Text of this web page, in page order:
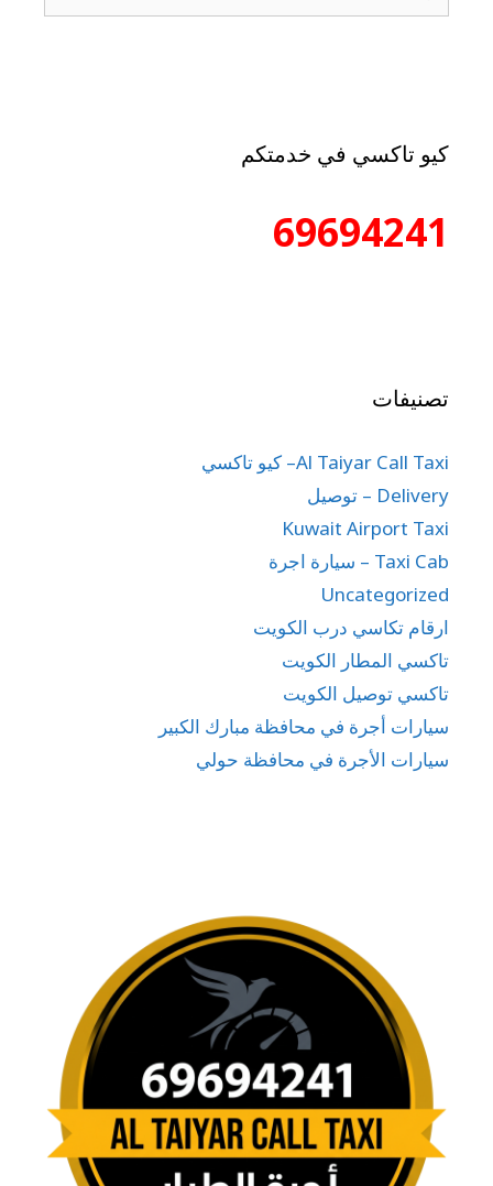
كيو تاكسي في خدمتكم
69694241
تصنيفات
Al Taiyar Call Taxi– كيو تاكسي
Delivery – توصيل
Kuwait Airport Taxi
Taxi Cab – سيارة اجرة
Uncategorized
ارقام تكاسي درب الكويت
تاكسي المطار الكويت
تاكسي توصيل الكويت
سيارات أجرة في محافظة مبارك الكبير
سيارات الأجرة في محافظة حولي